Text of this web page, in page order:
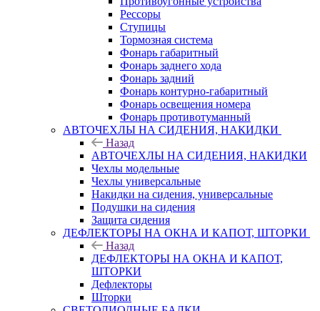
Рессоры
Ступицы
Тормозная система
Фонарь габаритный
Фонарь заднего хода
Фонарь задний
Фонарь контурно-габаритный
Фонарь освещения номера
Фонарь противотуманный
АВТОЧЕХЛЫ НА СИДЕНИЯ, НАКИДКИ
Назад
АВТОЧЕХЛЫ НА СИДЕНИЯ, НАКИДКИ
Чехлы модельные
Чехлы универсальные
Накидки на сидения, универсальные
Подушки на сидения
Защита сидения
ДЕФЛЕКТОРЫ НА ОКНА И КАПОТ, ШТОРКИ
Назад
ДЕФЛЕКТОРЫ НА ОКНА И КАПОТ,
ШТОРКИ
Дефлекторы
Шторки